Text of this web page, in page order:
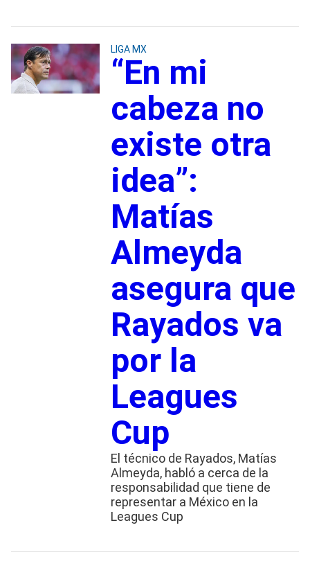
LIGA MX
“En mi
cabeza no
existe otra
idea”:
Matías
Almeyda
asegura que
Rayados va
por la
Leagues
Cup
El técnico de Rayados, Matías
Almeyda, habló a cerca de la
responsabilidad que tiene de
representar a México en la
Leagues Cup